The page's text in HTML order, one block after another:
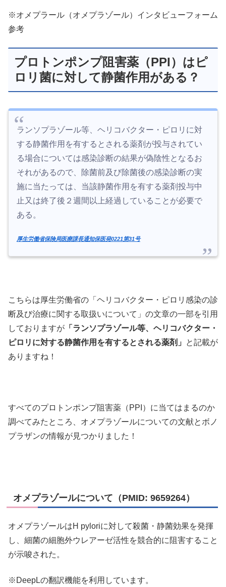
※オメプラール（オメプラゾール）インタビューフォーム
参考
プロトンポンプ阻害薬（PPI）はピ
ロリ菌に対して静菌作用がある？
ランソプラゾール等、ヘリコバクター・ピロリに対
する静菌作用を有するとされる薬剤が投与されてい
る場合については感染診断の結果が偽陰性となるお
それがあるので、除菌前及び除菌後の感染診断の実
施に当たっては、当該静菌作用を有する薬剤投与中
止又は終了後２週間以上経過していることが必要で
ある。
厚生労働省保険局医療課長通知保医発0221第31号
こちらは厚生労働省の「ヘリコバクター・ピロリ感染の診
断及び治療に関する取扱いについて」の文章の一部を引用
しておりますが 「ランソプラゾール等、ヘリコバクター・
ピロリに対する静菌作用を有するとされる薬剤」
と記載が
ありますね！
すべてのプロトンポンプ阻害薬（PPI）に当てはまるのか
調べてみたところ、オメプラゾールについての文献とボノ
プラザンの情報が見つかりました！
オメプラゾールについて（PMID: 9659264）
オメプラゾールはH pyloriに対して殺菌・静菌効果を発揮
し、細菌の細胞外ウレアーゼ活性を競合的に阻害すること
が示唆された。
※DeepLの翻訳機能を利用しています。